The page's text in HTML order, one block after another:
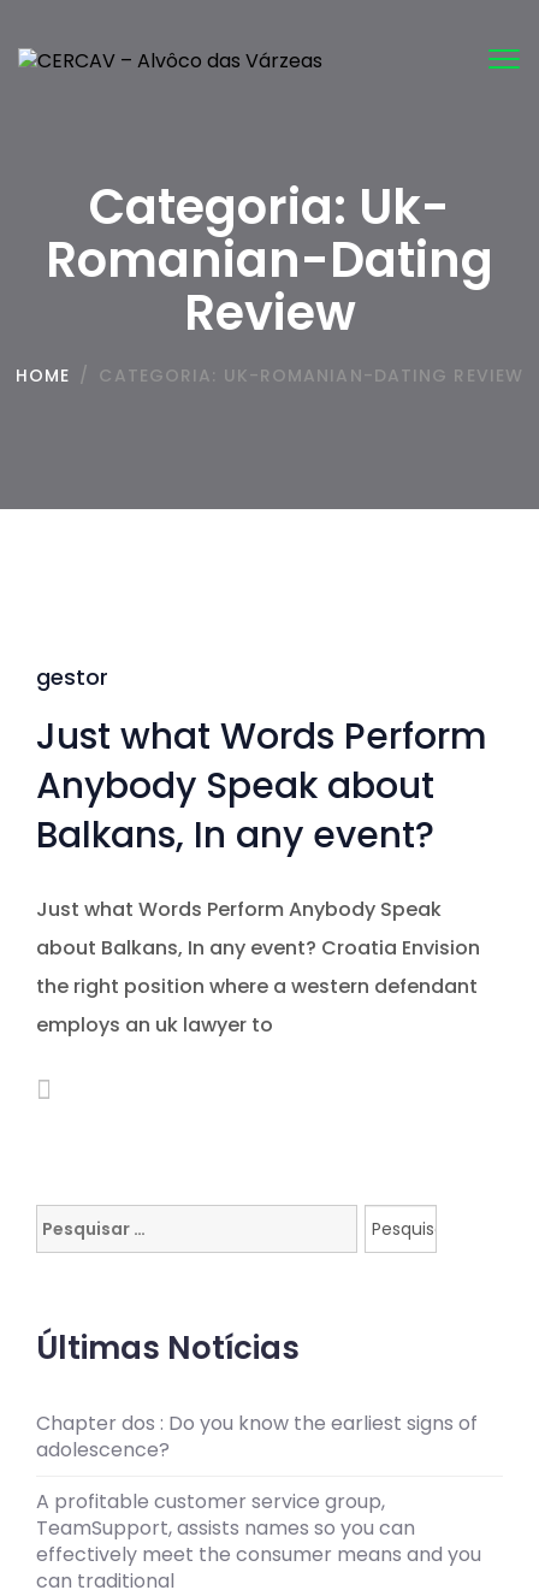
Categoria: Uk-
Romanian-Dating
Review
HOME / CATEGORIA: UK-ROMANIAN-DATING REVIEW
gestor
Just what Words Perform
Anybody Speak about
Balkans, In any event?
Just what Words Perform Anybody Speak
about Balkans, In any event? Croatia Envision
the right position where a western defendant
employs an uk lawyer to
Pesquisar
por:
Últimas Notícias
Chapter dos : Do you know the earliest signs of
adolescence?
A profitable customer service group,
TeamSupport, assists names so you can
effectively meet the consumer means and you
can traditional